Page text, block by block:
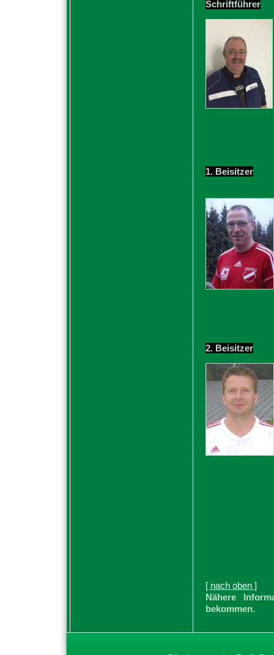
Schriftführer
1. Beisitzer
2. Beisitzer
[ nach oben ]
Nähere
bekommen.